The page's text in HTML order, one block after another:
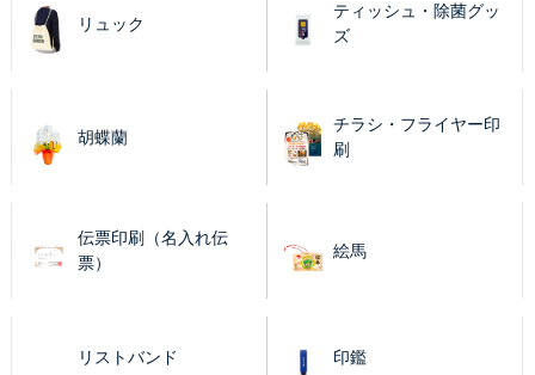
リュック
ティッシュ・除菌グッ
ズ
胡蝶蘭
チラシ・フライヤー印
刷
伝票印刷（名入れ伝
票）
絵馬
リストバンド 印鑑